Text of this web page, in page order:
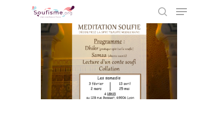
Hit enter to search or ESC to close